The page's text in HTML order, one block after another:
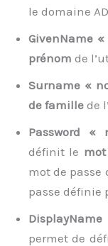
le domaine
GivenName
prénom de
Surname «
de famille de
Password «
définit le
mot de passe
passe définie
permet de